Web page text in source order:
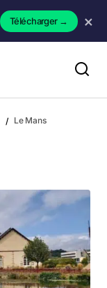
Télécharger→ ×
Le Mans